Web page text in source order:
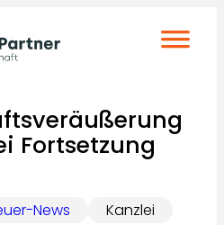
Fortsetzung
News Kanzlei